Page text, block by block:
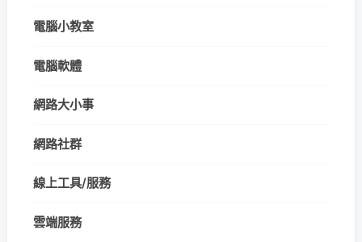
電腦小教室
電腦軟體
網路大小事
網路社群
線上工具/服務
雲端服務